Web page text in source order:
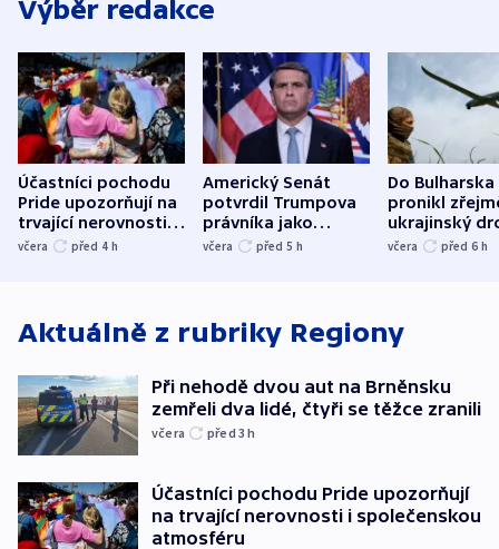
Výběr redakce
Účastníci pochodu
Pride upozorňují na
trvající nerovnosti i
společenskou
včera před 4 h
Americký Senát
potvrdil Trumpova
právníka jako
ministra
včera před 5 h
Do Bulharska
pronikl
ukrajinský
explodoval
včera před 6 h
Aktuálně z rubriky Regiony
Při nehodě dvou aut na Brněnsku
zemřeli dva lidé, čtyři se těžce zranili
včera před 3h
Účastníci pochodu Pride upozorňují
na trvající nerovnosti i společenskou
atmosféru